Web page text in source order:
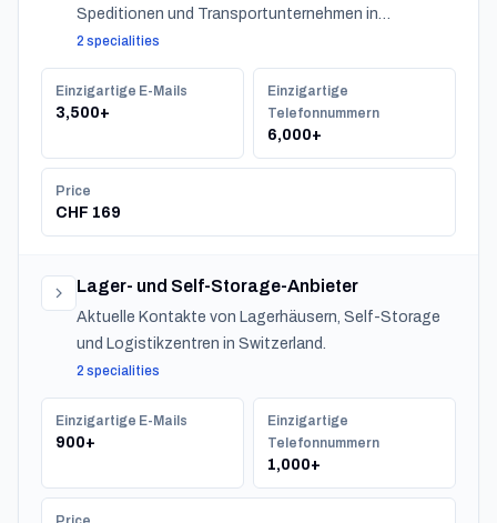
Speditionen und Transportunternehmen in
Switzerland.
2 specialities
Einzigartige E-Mails
3,500+
Einzigartige
Telefonnummern
6,000+
Price
CHF 169
Lager- und Self-Storage-Anbieter
Aktuelle Kontakte von Lagerhäusern, Self-Storage
und Logistikzentren in Switzerland.
2 specialities
Einzigartige E-Mails
900+
Einzigartige
Telefonnummern
1,000+